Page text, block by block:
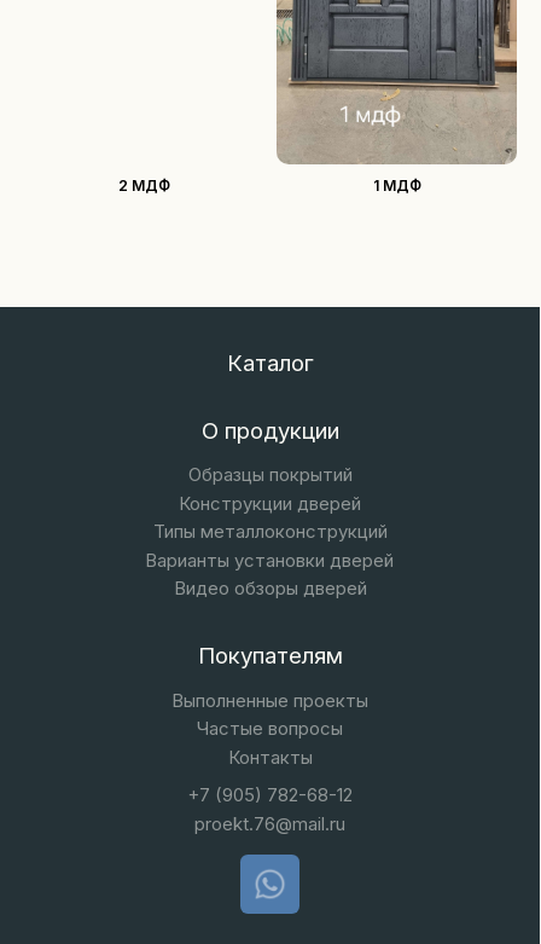
2 МДФ 1 МДФ